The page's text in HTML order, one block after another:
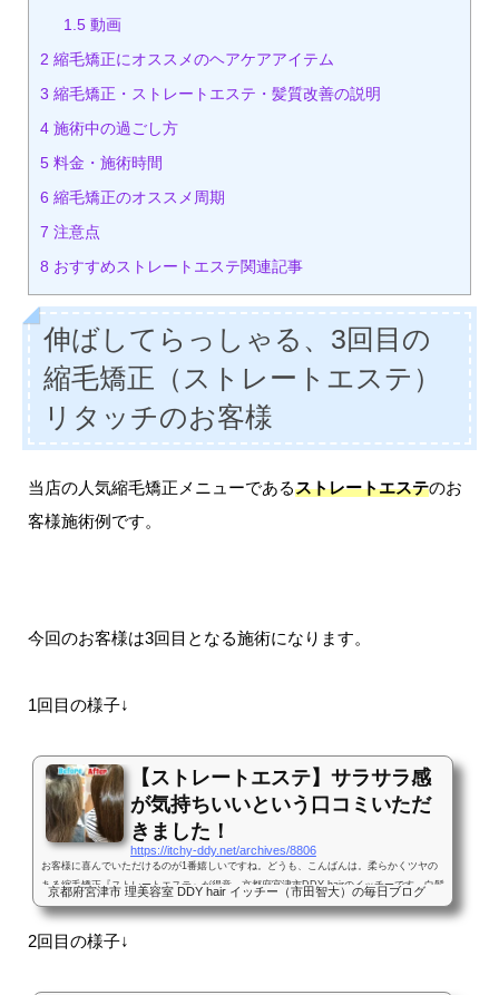
1.5 動画
2 縮毛矯正にオススメのヘアケアアイテム
3 縮毛矯正・ストレートエステ・髪質改善の説明
4施術中の過ごし方
5料金・施術時間
6 縮毛矯正のオススメ周期
7 注意点
8 おすすめストレートエステ関連記事
伸ばしてらっしゃる、3回目の
縮毛矯正（ストレートエステ）
リタッチのお客様
当店の人気縮毛矯正メニューであるストレートエステのお
客様施術例です。
今回のお客様は3回目となる施術になります。
1回目の様子↓
【ストレートエステ】サラサラ感
が気持ちいいという口コミいただ
きました！
https://itchy-ddy.net/archives/8806
お客様に喜んでいただけるのが1番嬉しいですね。どうも、こんばんは。柔らかくツヤの
ある縮毛矯正『ストレートエステ』が得意、京都府宮津市DDY hairのイッチーです。白髪
て仕方ないストレートエステ、その証拠に連日かなりの頻度でブログ化しております。今
回もお客様の施術例をご紹介させていただきます！Beforeまずは施術前の段階。最近は広
京都府宮津市 理美容室 DDY hair イッチー（市田智大）の毎日ブログ
2回目の様子↓